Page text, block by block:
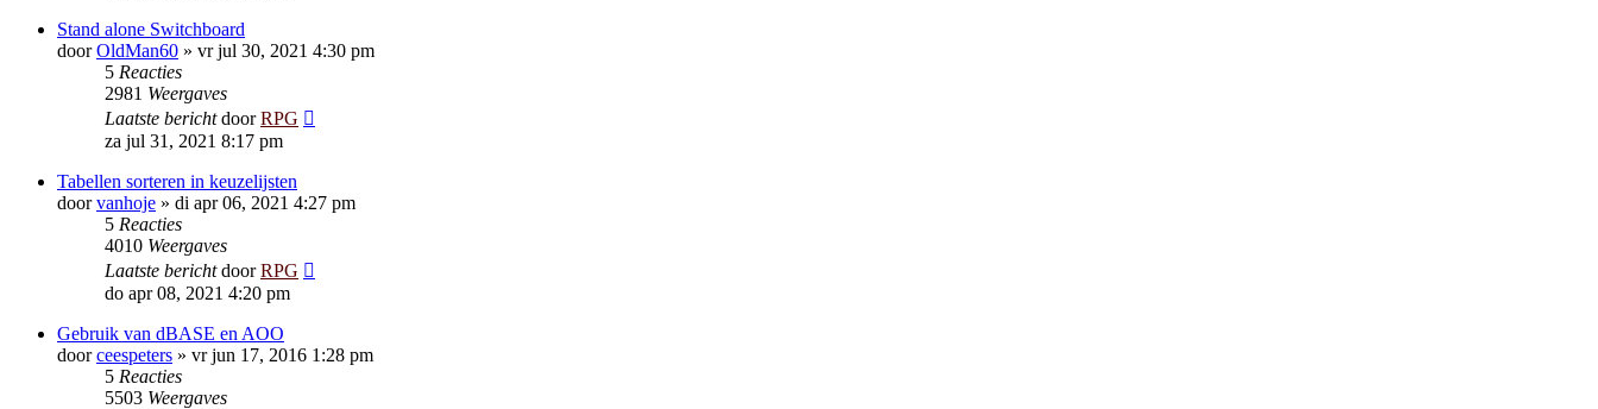
Stand alone Switchboard
doorOldMan60 » vr jul 30, 2021 4:30 pm
5 Reacties
2981 Weergaves
Laatste berichtdoorRPG
za jul 31, 2021 8:17 pm
Tabellen sorteren in keuzelijsten
doorvanhoje » di apr 06, 2021 4:27 pm
5 Reacties
4010 Weergaves
Laatste berichtdoorRPG
do apr 08, 2021 4:20 pm
Gebruik van dBASE en AOO
doorceespeters » vr jun 17, 2016 1:28 pm
5 Reacties
5503 Weergaves